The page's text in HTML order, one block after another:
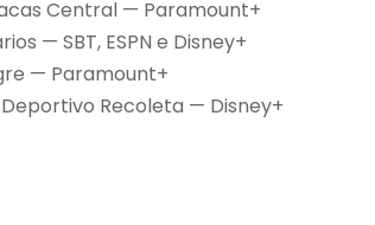
Central — Paramount+
— SBT, ESPN e Disney+
— Paramount+
Recoleta — Disney+